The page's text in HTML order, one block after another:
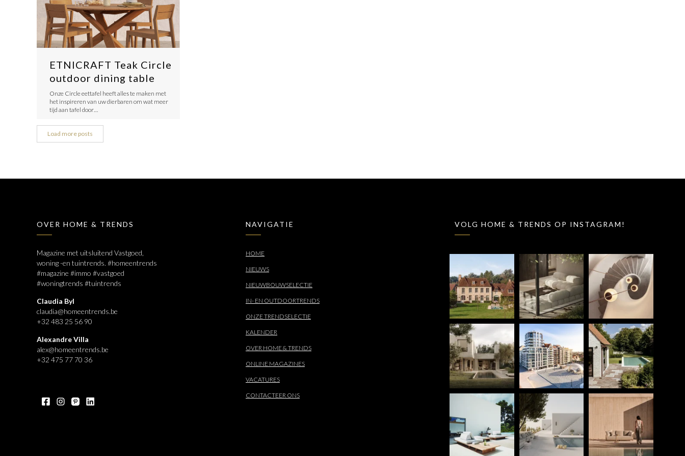
ETNICRAFT Teak Circle
outdoor dining table
Onze Circle eettafel heeft alles te maken met
het inspireren van uw dierbaren om wat meer
tijd aan tafel door…
Load more posts
OVER HOME & TRENDS
Magazine met uitsluitend Vastgoed,
woning -en tuintrends. #homeentrends
#magazine #immo #vastgoed
#woningtrends #tuintrends
Claudia Byl
claudia@homeentrends.be
+32 483 25 56 90
Alexandre Villa
alex@homeentrends.be
+32 475 77 70 36
NAVIGATIE
HOME
NIEUWS
NIEUWBOUWSELECTIE
IN- EN OUTDOORTRENDS
ONZE TRENDSELECTIE
KALENDER
OVER HOME & TRENDS
ONLINE MAGAZINES
VACATURES
CONTACTEER ONS
VOLG HOME & TRENDS OP INSTAGRAM!